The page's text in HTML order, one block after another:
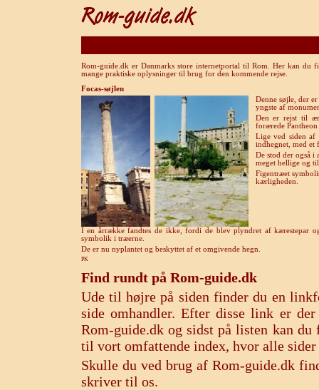
Rom-guide.dk er Danmarks store internetportal til Rom. Her kan du
mange praktiske oplysninger til brug for den kommende rejse.
Focas-søjlen
Denne søjle, der
yngste af
Den er rejst til
forærede
Lige ved siden af
indhegnet, med
De stod der også
meget hellige og
Figentræet
kærligheden.
I en årrække fandtes de ikke, fordi de blev plyndret af kærestepar
symbolik i træerne.
De er nu nyplantet og beskyttet af et omgivende hegn.
PK
Find rundt på Rom-guide.dk
Ude til højre på siden finder du en
side omhandler. Efter disse link er
Rom-guide.dk og sidst på listen kan
til vort omfattende index, hvor alle
Skulle du ved brug af Rom-guide.dk
skriver til os.